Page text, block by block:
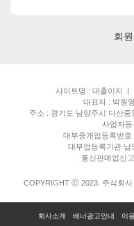
회
사이트명 : 대출이지 |
대표자 : 박원
주소 : 경기도 남양주시 다산
사업자
대부중개업등록번
대부업등록기관 남
통신판매업신
COPYRIGHT ⓒ 2023. 주식회사
회사소개 배너광고안내 이